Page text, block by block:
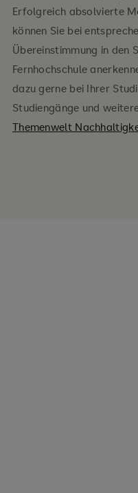
Erfolgreich absolvierte
können Sie bei
Übereinstimmung in den
Fernhochschule
dazu gerne bei Ihrer
Studiengänge und
Themenwelt